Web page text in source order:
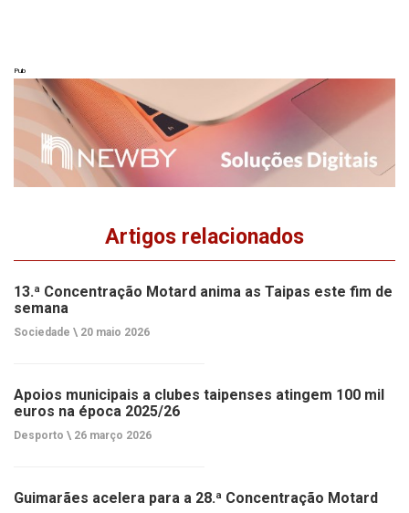
Pub
Artigos relacionados
13.ª Concentração Motard anima as Taipas este fim de
semana
Sociedade \ 20 maio 2026
Apoios municipais a clubes taipenses atingem 100 mil
euros na época 2025/26
Desporto \ 26 março 2026
Guimarães acelera para a 28.ª Concentração Motard